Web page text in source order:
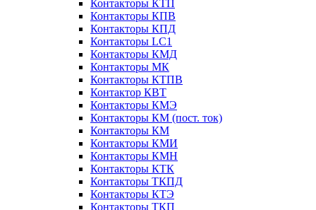
Контакторы КТП
Контакторы КПВ
Контакторы КПД
Контакторы LC1
Контакторы КМД
Контакторы МК
Контакторы КТПВ
Контактор КВТ
Контакторы КМЭ
Контакторы КМ (пост. ток)
Контакторы КМ
Контакторы КМИ
Контакторы КМН
Контакторы КТК
Контакторы ТКПД
Контакторы КТЭ
Контакторы ТКП